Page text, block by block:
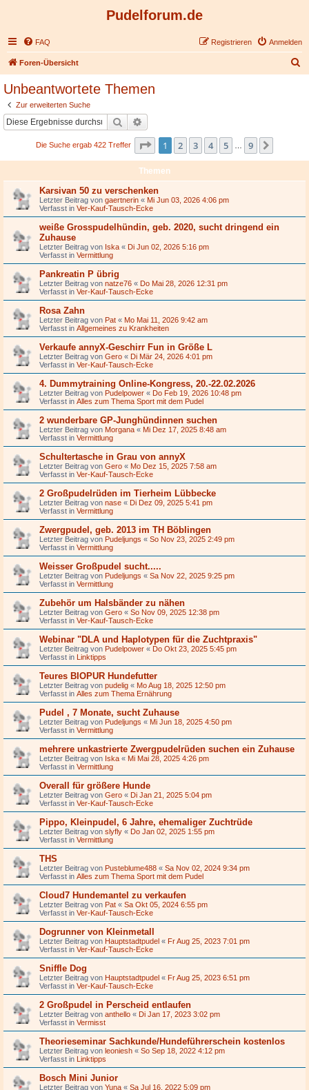
Pudelforum.de
FAQ Anmelden
Registrieren
Foren-Übersicht
Unbeantwortete Themen
Zur erweiterten Suche
Suche
Die Suche ergab 422 Treffer Seite 1von
1 2 3 4 5 9
Themen
Karsivan 50 zu verschenken
Letzter Beitrag von gaertnerin « Mi Jun 03, 2026 4:06 pm
Verfasst in Ver-Kauf-Tausch-Ecke
weiße Grosspudelhündin, geb. 2020, sucht dringend ein
Zuhause
Letzter Beitrag von Iska « Di Jun 02, 2026 5:16 pm
Verfasst in Vermittlung
Pankreatin P übrig
Letzter Beitrag von natze76 « Do Mai 28, 2026 12:31 pm
Verfasst in Ver-Kauf-Tausch-Ecke
Rosa Zahn
Letzter Beitrag von Pat « Mo Mai 11, 2026 9:42 am
Verfasst in Allgemeines zu Krankheiten
Verkaufe annyX-Geschirr Fun in Größe L
Letzter Beitrag von Gero « Di Mär 24, 2026 4:01 pm
Verfasst in Ver-Kauf-Tausch-Ecke
4. Dummytraining Online-Kongress, 20.-22.02.2026
Letzter Beitrag von Pudelpower « Do Feb 19, 2026 10:48 pm
Verfasst in Alles zum Thema Sport mit dem Pudel
2 wunderbare GP-Junghündinnen suchen
Letzter Beitrag von Morgana « Mi Dez 17, 2025 8:48 am
Verfasst in Vermittlung
Schultertasche in Grau von annyX
Letzter Beitrag von Gero « Mo Dez 15, 2025 7:58 am
Verfasst in Ver-Kauf-Tausch-Ecke
2 Großpudelrüden im Tierheim Lübbecke
Letzter Beitrag von nase « Di Dez 09, 2025 5:41 pm
Verfasst in Vermittlung
Zwergpudel, geb. 2013 im TH Böblingen
Letzter Beitrag von Pudeljungs « So Nov 23, 2025 2:49 pm
Verfasst in Vermittlung
Weisser Großpudel sucht.....
Letzter Beitrag von Pudeljungs « Sa Nov 22, 2025 9:25 pm
Verfasst in Vermittlung
Zubehör um Halsbänder zu nähen
Letzter Beitrag von Gero « So Nov 09, 2025 12:38 pm
Verfasst in Ver-Kauf-Tausch-Ecke
Webinar "DLA und Haplotypen für die Zuchtpraxis"
Letzter Beitrag von Pudelpower « Do Okt 23, 2025 5:45 pm
Verfasst in Linktipps
Teures BIOPUR Hundefutter
Letzter Beitrag von pudelig « Mo Aug 18, 2025 12:50 pm
Verfasst in Alles zum Thema Ernährung
Pudel , 7 Monate, sucht Zuhause
Letzter Beitrag von Pudeljungs « Mi Jun 18, 2025 4:50 pm
Verfasst in Vermittlung
mehrere unkastrierte Zwergpudelrüden suchen ein Zuhause
Letzter Beitrag von Iska « Mi Mai 28, 2025 4:26 pm
Verfasst in Vermittlung
Overall für größere Hunde
Letzter Beitrag von Gero « Di Jan 21, 2025 5:04 pm
Verfasst in Ver-Kauf-Tausch-Ecke
Pippo, Kleinpudel, 6 Jahre, ehemaliger Zuchtrüde
Letzter Beitrag von slyfly « Do Jan 02, 2025 1:55 pm
Verfasst in Vermittlung
THS
Letzter Beitrag von Pusteblume488 « Sa Nov 02, 2024 9:34 pm
Verfasst in Alles zum Thema Sport mit dem Pudel
Cloud7 Hundemantel zu verkaufen
Letzter Beitrag von Pat « Sa Okt 05, 2024 6:55 pm
Verfasst in Ver-Kauf-Tausch-Ecke
Dogrunner von Kleinmetall
Letzter Beitrag von Hauptstadtpudel « Fr Aug 25, 2023 7:01 pm
Verfasst in Ver-Kauf-Tausch-Ecke
Sniffle Dog
Letzter Beitrag von Hauptstadtpudel « Fr Aug 25, 2023 6:51 pm
Verfasst in Ver-Kauf-Tausch-Ecke
2 Großpudel in Perscheid entlaufen
Letzter Beitrag von anthello « Di Jan 17, 2023 3:02 pm
Verfasst in Vermisst
Theorieseminar Sachkunde/Hundeführerschein kostenlos
Letzter Beitrag von leoniesh « So Sep 18, 2022 4:12 pm
Verfasst in Linktipps
Bosch Mini Junior
Letzter Beitrag von Yuna « Sa Jul 16, 2022 5:09 pm